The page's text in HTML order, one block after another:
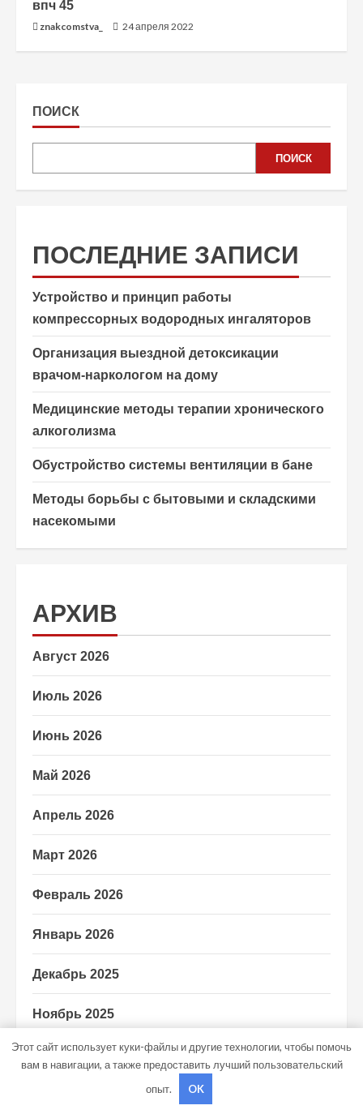
впч 45
znakcomstva_ 24 апреля 2022
ПОИСК
ПОИСК
ПОСЛЕДНИЕ ЗАПИСИ
Устройство и принцип работы
компрессорных водородных ингаляторов
Организация выездной детоксикации
врачом-наркологом на дому
Медицинские методы терапии хронического
алкоголизма
Обустройство системы вентиляции в бане
Методы борьбы с бытовыми и складскими
насекомыми
АРХИВ
Август 2026
Июль 2026
Июнь 2026
Май 2026
Апрель 2026
Март 2026
Февраль 2026
Январь 2026
Декабрь 2025
Ноябрь 2025
Сентябрь 2025
Этот сайт использует куки-файлы и другие технологии, чтобы помочь
вам в навигации, а также предоставить лучший пользовательский
опыт.
OK